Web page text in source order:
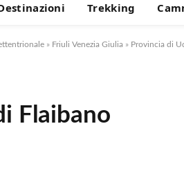
Trekking
» Friuli Venezia Giulia » Provincia di
Flaibano